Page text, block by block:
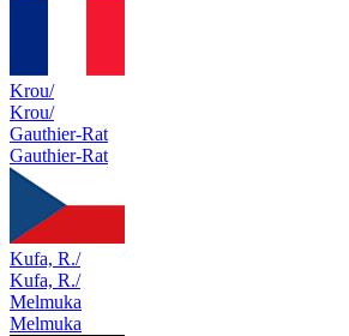
Krou/
Krou/
Gauthier-Rat
Gauthier-Rat
Kufa, R./
Kufa, R./
Melmuka
Melmuka